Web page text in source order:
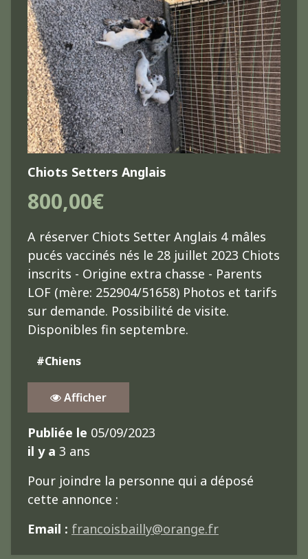
Chiots Setters Anglais
800,00€
A réserver Chiots Setter Anglais 4 mâles
pucés vaccinés nés le 28 juillet 2023 Chiots
inscrits - Origine extra chasse - Parents
LOF (mère: 252904/51658) Photos et tarifs
sur demande. Possibilité de visite.
Disponibles fin septembre.
#Chiens
Afficher
Publiée le 05/09/2023
il y a 3 ans
Pour joindre la personne qui a déposé
cette annonce :
Email : francoisbailly@orange.fr